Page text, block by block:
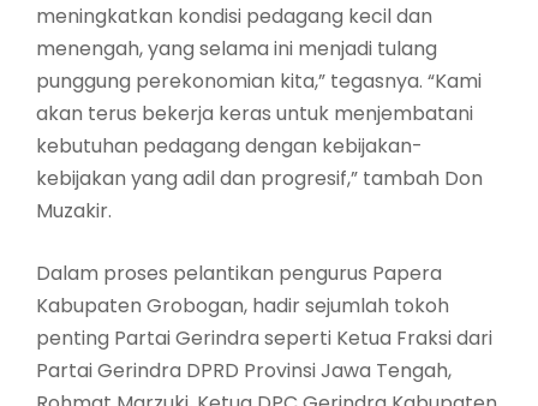
meningkatkan kondisi pedagang kecil dan
menengah, yang selama ini menjadi tulang
punggung perekonomian kita,” tegasnya. “Kami
akan terus bekerja keras untuk menjembatani
kebutuhan pedagang dengan kebijakan-
kebijakan yang adil dan progresif,” tambah Don
Muzakir.
Dalam proses pelantikan pengurus Papera
Kabupaten Grobogan, hadir sejumlah tokoh
penting Partai Gerindra seperti Ketua Fraksi dari
Partai Gerindra DPRD Provinsi Jawa Tengah,